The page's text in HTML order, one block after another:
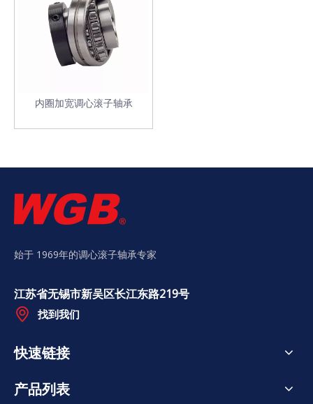
内圈加宽调心滚子轴承
始于 1969年的调心滚子轴承专家
江苏省无锡市新吴区长江东路219号
找到我们
快速链接
产品列表